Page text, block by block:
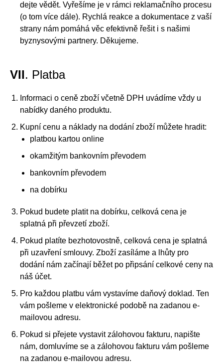
dejte vědět. Vyřešíme je v rámci reklamačního procesu
(o tom více dále). Rychlá reakce a dokumentace z vaší
strany nám pomáhá věc efektivně řešit i s našimi
byznysovými partnery. Děkujeme.
VII. Platba
Informaci o ceně zboží včetně DPH uvádíme vždy u
nabídky daného produktu.
Kupní cenu a náklady na dodání zboží můžete hradit:
platbou kartou online
okamžitým bankovním převodem
bankovním převodem
na dobírku
Pokud budete platit na dobírku, celková cena je
splatná při převzetí zboží.
Pokud platíte bezhotovostně, celková cena je splatná
při uzavření smlouvy. Zboží zasíláme a lhůty pro
dodání nám začínají běžet po připsání celkové ceny na
náš účet.
Pro každou platbu vám vystavíme daňový doklad. Ten
vám pošleme v elektronické podobě na zadanou e-
mailovou adresu.
Pokud si přejete vystavit zálohovou fakturu, napište
nám, domluvíme se a zálohovou fakturu vám pošleme
na zadanou e-mailovou adresu.